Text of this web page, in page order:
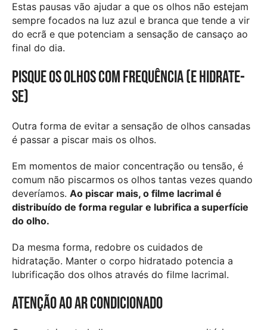
Estas pausas vão ajudar a que os olhos não estejam
sempre focados na luz azul e branca que tende a vir
do ecrã e que potenciam a sensação de cansaço ao
final do dia.
Pisque os olhos com frequência (e hidrate-
se)
Outra forma de evitar a sensação de olhos cansadas
é passar a piscar mais os olhos.
Em momentos de maior concentração ou tensão, é
comum não piscarmos os olhos tantas vezes quando
deveríamos. Ao piscar mais, o filme lacrimal é
distribuído de forma regular e lubrifica a superfície
do olho.
Da mesma forma, redobre os cuidados de
hidratação. Manter o corpo hidratado potencia a
lubrificação dos olhos através do filme lacrimal.
Atenção ao ar condicionado